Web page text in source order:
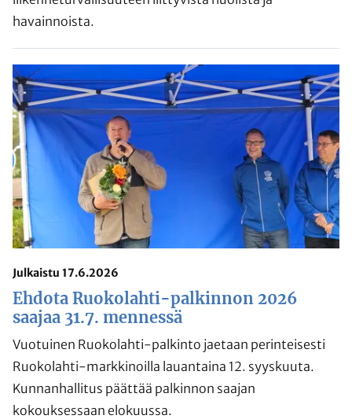
havainnoista.
Julkaistu 17.6.2026
Ehdota Ruokolahti-palkinnon 2026
saajaa 31.7. mennessä
Vuotuinen Ruokolahti-palkinto jaetaan perinteisesti
Ruokolahti-markkinoilla lauantaina 12. syyskuuta.
Kunnanhallitus päättää palkinnon saajan
kokouksessaan elokuussa.